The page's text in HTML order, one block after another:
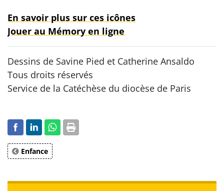
En savoir plus sur ces icônes
Jouer au Mémory en ligne
Dessins de Savine Pied et Catherine Ansaldo
Tous droits réservés
Service de la Catéchèse du diocèse de Paris
Enfance